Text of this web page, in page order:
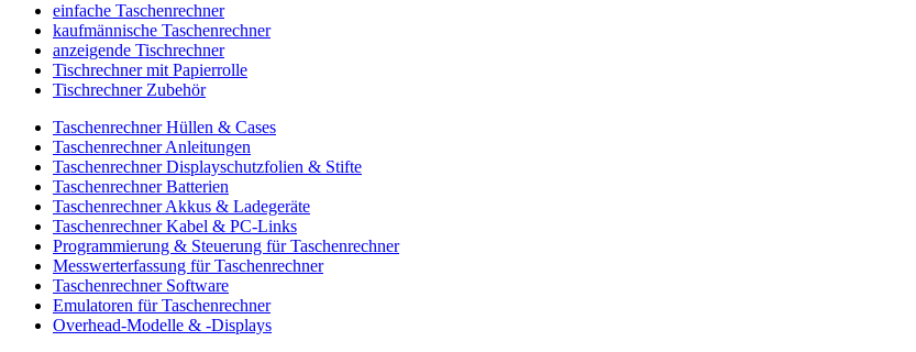
einfache Taschenrechner
kaufmännische Taschenrechner
anzeigende Tischrechner
Tischrechner mit Papierrolle
Tischrechner Zubehör
Taschenrechner Hüllen & Cases
Taschenrechner Anleitungen
Taschenrechner Displayschutzfolien & Stifte
Taschenrechner Batterien
Taschenrechner Akkus & Ladegeräte
Taschenrechner Kabel & PC-Links
Programmierung & Steuerung für Taschenrechner
Messwerterfassung für Taschenrechner
Taschenrechner Software
Emulatoren für Taschenrechner
Overhead-Modelle & -Displays